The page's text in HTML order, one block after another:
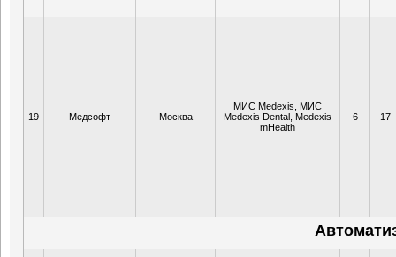
19 Медсофт Москва
МИС Medexis, МИС
Medexis Dental, Medexis
mHealth
6 17